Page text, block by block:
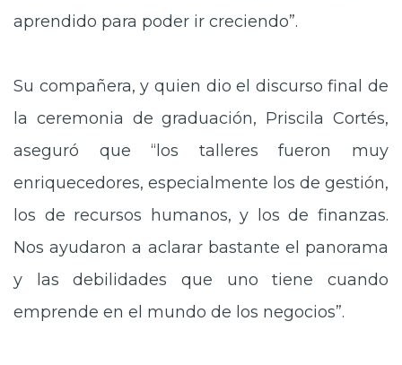
aprendido para poder ir creciendo”.
Su compañera, y quien dio el discurso final de
la ceremonia de graduación, Priscila Cortés,
aseguró que “los talleres fueron muy
enriquecedores, especialmente los de gestión,
los de recursos humanos, y los de finanzas.
Nos ayudaron a aclarar bastante el panorama
y las debilidades que uno tiene cuando
emprende en el mundo de los negocios”.